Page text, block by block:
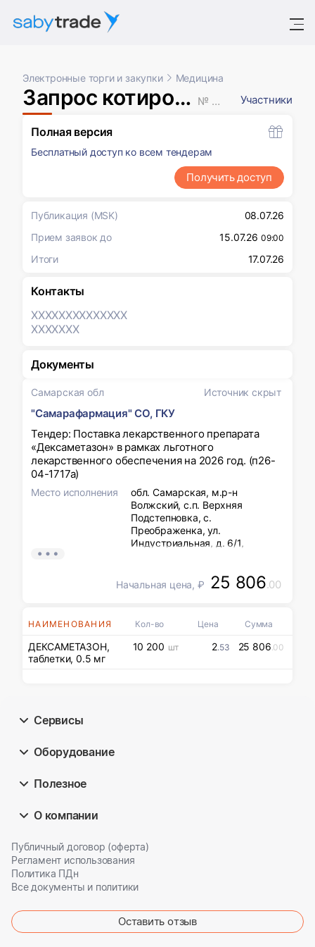
Электронные торги и закупки Медицина
Запрос котировок в электронной форме № XXXXXXX Участники
Самарская обл Источник скрыт
"Самарафармация" СО, ГКУ
Тендер: Поставка лекарственного препарата
«Дексаметазон» в рамках льготного
лекарственного обеспечения на 2026 год. (п26-
04-1717а)
Место исполнения
обл. Самарская, м.р-н
Волжский, с.п. Верхняя
Подстепновка, с.
Преображенка, ул.
Индустриальная, д. 6/1,
Начальная цена, ₽ 25 806.00
НАИМЕНОВАНИЯ Кол-во Цена Сумма
ДЕКСАМЕТАЗОН,
таблетки, 0.5 мг
10 200 шт 2.53 25 806.00
Полная версия
Бесплатный доступ ко всем тендерам
Получить доступ
Публикация (MSK)
08.07.26
Прием заявок до
15.07.26 09:00
Итоги 17.07.26
Контакты
XXXXXXXXXXXXXX
XXXXXXX
Документы
Сервисы
Оборудование
Полезное
О компании
Публичный договор (оферта)
Регламент использования
Политика ПДн
Все документы и политики
Оставить отзыв